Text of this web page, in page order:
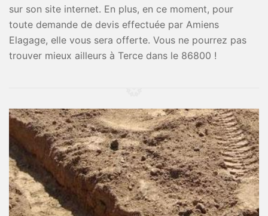
sur son site internet. En plus, en ce moment, pour
toute demande de devis effectuée par Amiens
Elagage, elle vous sera offerte. Vous ne pourrez pas
trouver mieux ailleurs à Terce dans le 86800 !